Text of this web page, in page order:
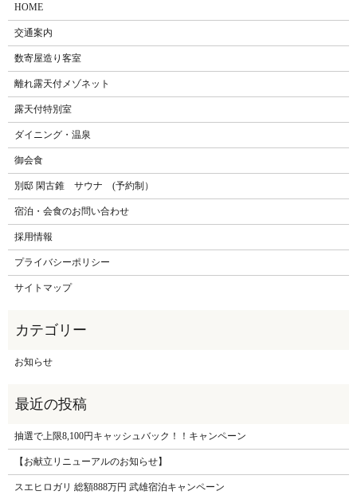
HOME
交通案内
数寄屋造り客室
離れ露天付メゾネット
露天付特別室
ダイニング・温泉
御会食
別邸 閑古錐 サウナ (予約制）
宿泊・会食のお問い合わせ
採用情報
プライバシーポリシー
サイトマップ
お知らせ
抽選で上限8,100円キャッシュバック！！キャンペーン
【お献立リニューアルのお知らせ】
スエヒロガリ 総額888万円 武雄宿泊キャンペーン